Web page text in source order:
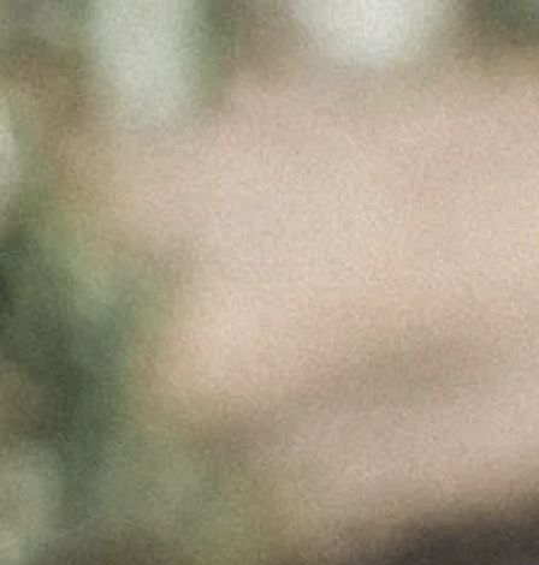
FUSION 2022
BIOLÓGICO
PRÊMIOS